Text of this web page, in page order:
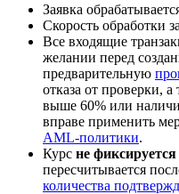
Заявка
Скорость обработки
Все входящие
желании перед
предварительную
отказа от проверки,
выше 60% или
вправе применить
AML-политики.
Курс не фиксируется
пересчитывается
количества